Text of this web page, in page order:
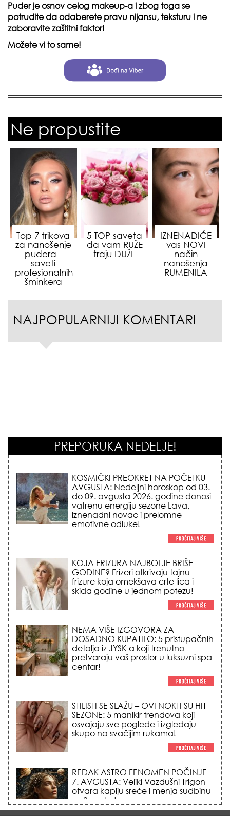
Puder je osnov celog makeup-a i zbog toga se
potrudite da odaberete pravu nijansu, teksturu i ne
zaboravite zaštitni faktor!
Možete vi to same!
Ne propustite
Top 7 trikova
za nanošenje
pudera -
saveti
profesionalnih
šminkera
5 TOP saveta
da vam RUŽE
traju DUŽE
IZNENADIĆE
vas NOVI
način
nanošenja
RUMENILA
NAJPOPULARNIJI KOMENTARI
PREPORUKA NEDELJE!
KOJA FRIZURA NAJBOLJE BRIŠE
GODINE? Frizeri otkrivaju tajnu
frizure koja omekšava crte lica i
skida godine u jednom potezu!
NEMA VIŠE IZGOVORA ZA
detalja iz JYSK-a koji trenutno
pretvaraju vaš prostor u luksuzni spa
centar!
SEZONE: 5 manikir trendova koji
osvajaju sve poglede i izgledaju
skupo na svačijim rukama!
REDAK ASTRO FENOMEN POČINJE
otvara kapiju sreće i menja sudbinu
za 3 znaka!
LJUDI U SRBIJI MASOVNO KUPUJU
peškirom i ledom koji rashlađuje stan
na +35 za 10 minuta (BEZ KLIME)!